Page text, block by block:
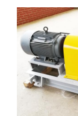
pompe à
pompe
pompe
pompe
Pièces de